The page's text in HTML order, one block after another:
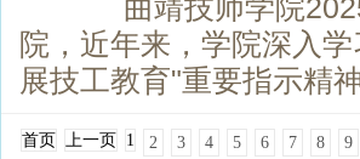
曲靖技师学院
院，近年来，学院深入
展技工教育"重要指示精
首页 上一页 1 2 3 4 5 6 7 8 9